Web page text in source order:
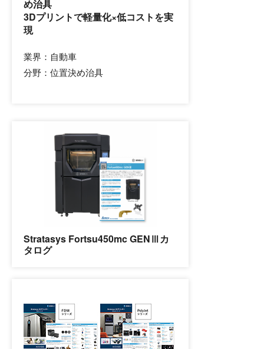
め治具
3Dプリントで軽量化×低コストを実
現
業界： 自動車
分野： 位置決め治具
Stratasys Fortsu450mc GENⅢカ
タログ